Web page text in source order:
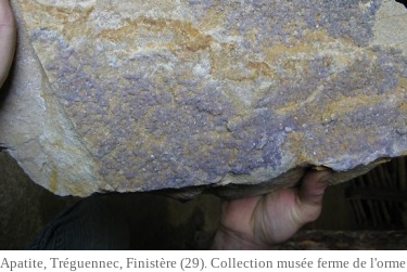
Apatite, Tréguennec, Finistère (29). Collection musée ferme de l'orme .